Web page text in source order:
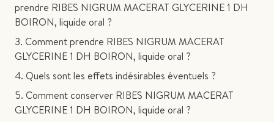
prendre RIBES NIGRUM MACERAT GLYCERINE 1 DH
BOIRON, liquide oral ?
3. Comment prendre RIBES NIGRUM MACERAT
GLYCERINE 1 DH BOIRON, liquide oral ?
4. Quels sont les effets indésirables éventuels ?
5. Comment conserver RIBES NIGRUM MACERAT
GLYCERINE 1 DH BOIRON, liquide oral ?